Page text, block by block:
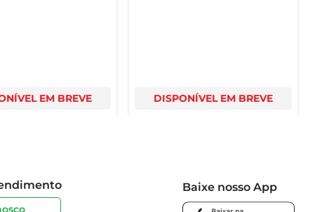
EM BREVE DISPONÍVEL EM BREVE
Baixe nosso App